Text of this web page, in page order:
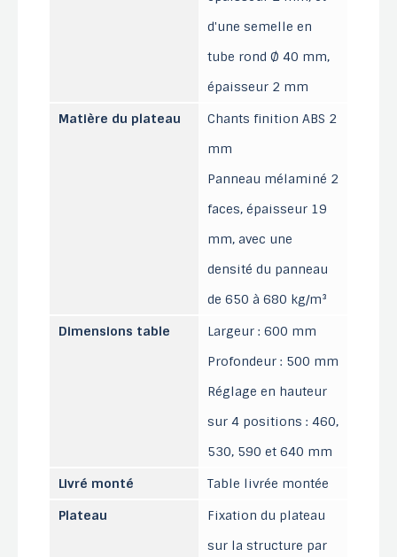
d'une semelle en
tube rond Ø 40 mm,
épaisseur 2 mm
Matière du plateau
Chants finition ABS 2
mm
Panneau mélaminé 2
faces, épaisseur 19
mm, avec une
densité du panneau
de 650 à 680 kg/m³
Dimensions table
Largeur : 600 mm
Profondeur : 500 mm
Réglage en hauteur
sur 4 positions : 460,
530, 590 et 640 mm
Livré monté
Table livrée montée
Plateau
Fixation du plateau
sur la structure par